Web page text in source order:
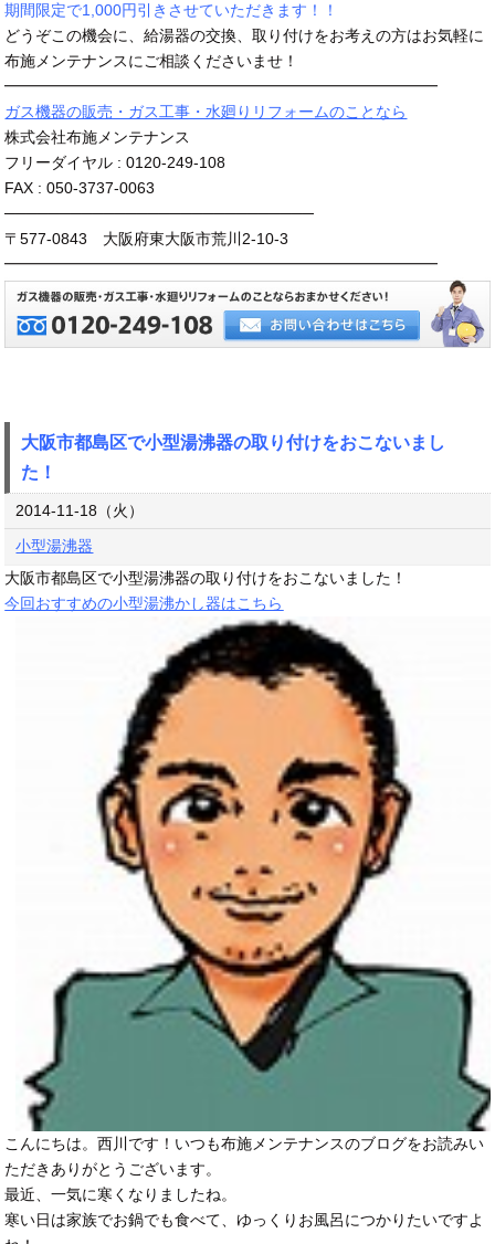
期間限定で1,000円引きさせていただきます！！
どうぞこの機会に、給湯器の交換、取り付けをお考えの方はお気軽に
布施メンテナンスにご相談くださいませ！
━━━━━━━━━━━━━━━━━━━━━━━━━━━━
ガス機器の販売・ガス工事・水廻りリフォームのことなら
株式会社布施メンテナンス
フリーダイヤル : 0120-249-108
FAX : 050-3737-0063
────────────────────────────
〒577-0843 大阪府東大阪市荒川2-10-3
━━━━━━━━━━━━━━━━━━━━━━━━━━━━
大阪市都島区で小型湯沸器の取り付けをおこないまし
た！
2014-11-18（火）
小型湯沸器
大阪市都島区で小型湯沸器の取り付けをおこないました！
今回おすすめの小型湯沸かし器はこちら
こんにちは。西川です！いつも布施メンテナンスのブログをお読みい
ただきありがとうございます。
最近、一気に寒くなりましたね。
寒い日は家族でお鍋でも食べて、ゆっくりお風呂につかりたいですよ